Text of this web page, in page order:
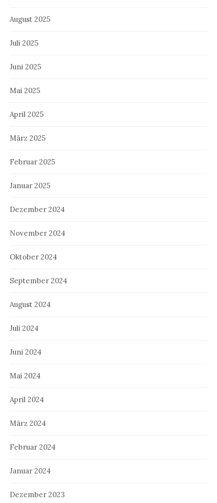
August 2025
Juli 2025
Juni 2025
Mai 2025
April 2025
März 2025
Februar 2025
Januar 2025
Dezember 2024
November 2024
Oktober 2024
September 2024
August 2024
Juli 2024
Juni 2024
Mai 2024
April 2024
März 2024
Februar 2024
Januar 2024
Dezember 2023